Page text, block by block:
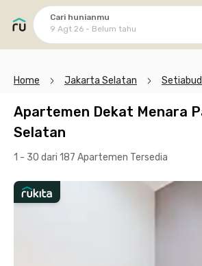
Cari hunianmu
9 Agt 26 - Belum tahu
Home Jakarta Selatan
Apartemen Dekat Menara
Selatan
1 - 30 dari 187 Apartemen Tersedia